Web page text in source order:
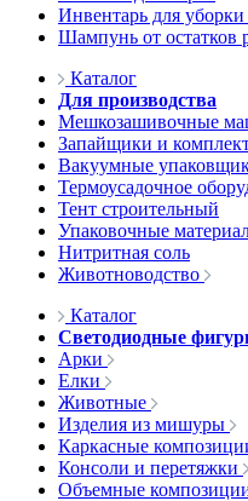
Инвентарь для уборки
Шампунь от остатков
Каталог
Для производства
Мешкозашивочные
Запайщики и
Вакуумные
Термоусадочное
Тент строительный
Упаковочные
Нитритная соль
Животноводство
Каталог
Светодиодные
Арки
Елки
Животные
Изделия из мишуры
Каркасные
Консоли и перетяжки
Объемные